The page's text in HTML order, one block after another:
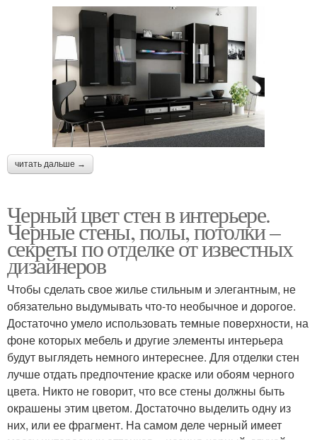
читать дальше →
Черный цвет стен в интерьере.
Черные стены, полы, потолки –
секреты по отделке от известных
дизайнеров
Чтобы сделать свое жилье стильным и элегантным, не
обязательно выдумывать что-то необычное и дорогое.
Достаточно умело использовать темные поверхности, на
фоне которых мебель и другие элементы интерьера
будут выглядеть немного интереснее. Для отделки стен
лучше отдать предпочтение краске или обоям черного
цвета. Никто не говорит, что все стены должны быть
окрашены этим цветом. Достаточно выделить одну из
них, или ее фрагмент. На самом деле черный имеет